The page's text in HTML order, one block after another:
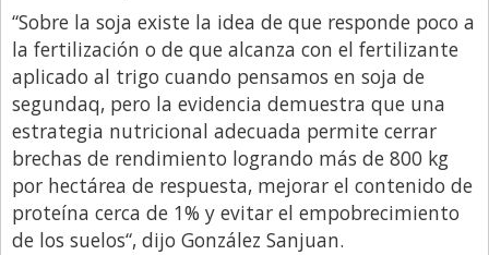
“Sobre la soja existe la idea de que responde poco a
la fertilización o de que alcanza con el fertilizante
aplicado al trigo cuando pensamos en soja de
segundaq, pero la evidencia demuestra que una
estrategia nutricional adecuada permite cerrar
brechas de rendimiento logrando más de 800 kg
por hectárea de respuesta, mejorar el contenido de
proteína cerca de 1% y evitar el empobrecimiento
de los suelos“, dijo González Sanjuan.